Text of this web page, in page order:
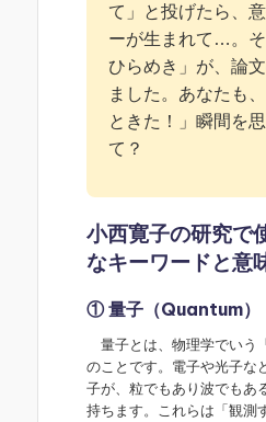
て」と投げたら、
ーが生まれて…。
ひらめき」が、論
ました。あなたも
ときた！」瞬間を
て？
小西寛子の研究で
なキーワードと意
① 量子（Quantum）
量子とは、物理学でいう
のことです。電子や光子な
子が、粒でもあり波でもあ
持ちます。これらは「観測